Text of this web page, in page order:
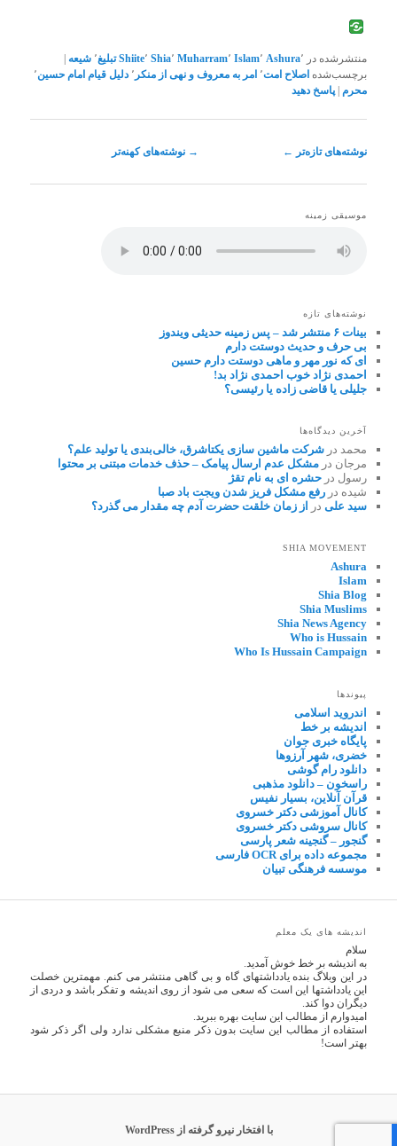
منتشرشده در Ashura٬ Islam٬ Muharram٬ Shia٬ Shiite٬ تبلیغ٬ شیعه
برچسب‌شده اصلاح امت٬ امر به معروف و نهی از منکر ٬ دلیل قیام امام حسین٬
محرم |پاسخ دهید
ناوبری
→ نوشته‌های کهنه‌تر نوشته‌های تازه‌تر ←
موسیقی زمینه
نوشته‌های تازه
بینات ۶ منتشر شد – پس زمینه حدیثی ویندوز
بی حرف و حدیث دوستت دارم
ای که نور مهر و ماهی دوستت دارم حسین
احمدی نژاد خوب احمدی نژاد بد!
جلیلی یا قاضی زاده یا رئیسی؟
آخرین دیدگاه‌ها
محمد درشرکت ماشین سازی یکتاشرق، خالی‌بندی یا تولید علم؟
مرجان درمشکل عدم ارسال پیامک – حذف خدمات مبتنی بر محتوا
رسول درحشره ای به نام تقژ
شیده دررفع مشکل فریز شدن ویجت باد صبا
سید علی در از زمان خلقت حضرت آدم چه مقدار می گذرد؟
SHIA MOVEMENT
Ashura
Islam
Shia Blog
Shia Muslims
Shia News Agency
Who is Hussain
Who Is Hussain Campaign
پیوندها
اندروید اسلامی
اندیشه بر خط
پایگاه خبری جوان
خضری، شهر آرزوها
دانلود رام گوشی
راسخون – دانلود مذهبی
قرآن آنلاین، بسیار نفیس
کانال آموزشی دکتر خسروی
کانال سروشی دکتر خسروی
گنجور – گنجینه شعر پارسی
مجموعه داده برای OCR فارسی
موسسه فرهنگی تبیان
اندیشه های یک معلم
سلام
به اندیشه بر خط خوش آمدید.
در این وبلاگ بنده یادداشتهای گاه و بی گاهی منتشر می کنم. مهمترین خصلت
این یادداشتها این است که سعی می شود از روی اندیشه و تفکر باشد و دردی از
دیگران دوا کند.
امیدوارم از مطالب این سایت بهره ببرید.
استفاده از مطالب این سایت بدون ذکر منبع مشکلی ندارد ولی اگر ذکر شود
بهتر است!
با افتخار نیرو گرفته از WordPress